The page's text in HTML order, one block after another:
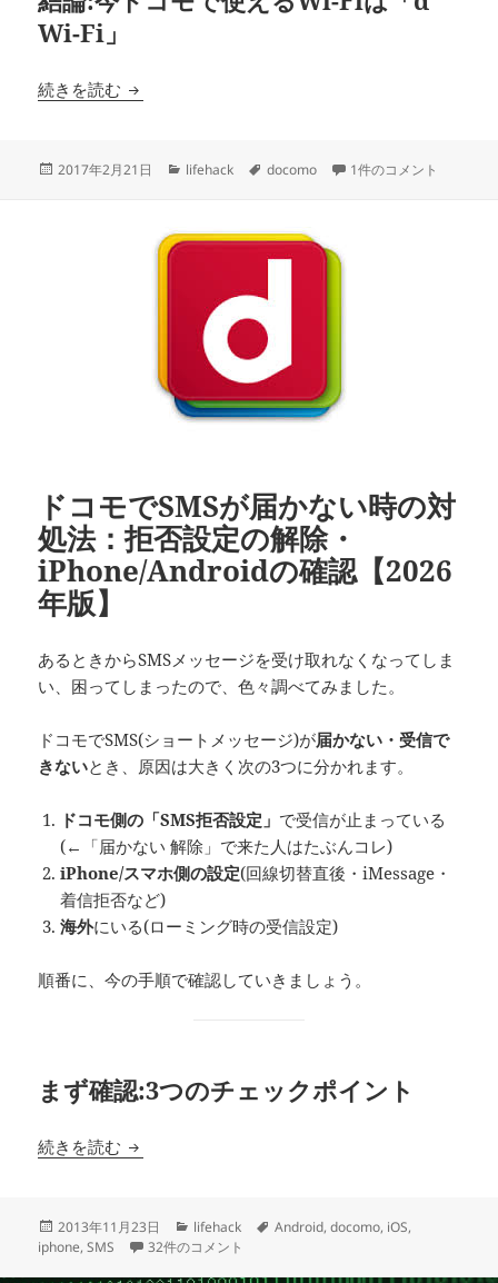
Wi-Fi」
続きを読む ドコモWi-Fi(0001/0000docomo)の使い方【2026
投
2017年2月21日
カ
ー
lifehack
タ
docomo ドコモWi-Fi(0001/
1件のコメント
ドコモでSMSが届かない時の対
処法：拒否設定の解除・
iPhone/Androidの確認【2026
年版】
あるときからSMSメッセージを受け取れなくなってしま
い、困ってしまったので、色々調べてみました。
ドコモでSMS(ショートメッセージ)が届かない・受信で
きないとき、原因は大きく次の3つに分かれます。
ドコモ側の「SMS拒否設定」 で受信が止まっている
(←「届かない 解除」で来た人はたぶんコレ)
iPhone/スマホ側の設定(回線切替直後・iMessage・
着信拒否など)
海外にいる(ローミング時の受信設定)
順番に、今の手順で確認していきましょう。
まず確認:3つのチェックポイント
続きを読む ドコモでSMSが届かない時の対処法：拒否設定
投
稿
2013年11月23日
カ
テ
lifehack
タ
Android,docomo, iOS,
iphone,SMS ドコモでSMSが届かない時の対処法：拒否設定の解除・
32件のコメント